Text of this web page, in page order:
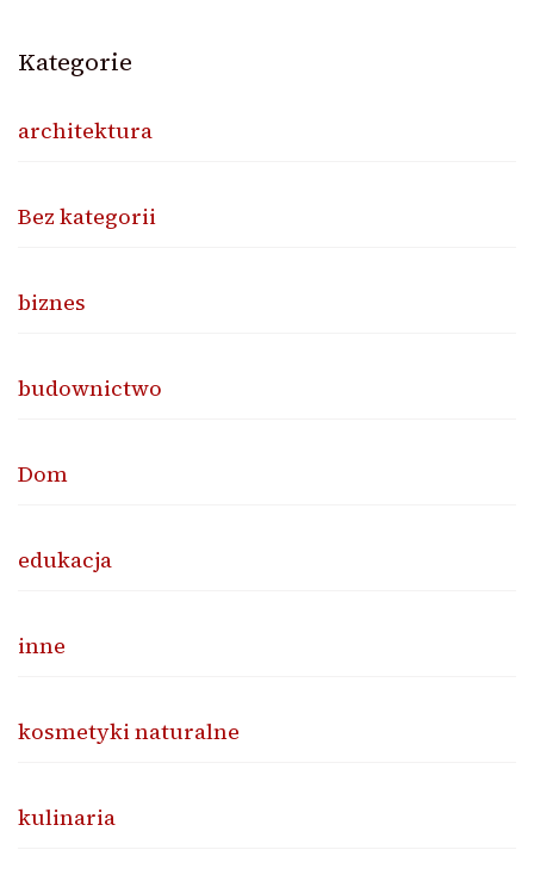
Kategorie
architektura
Bez kategorii
biznes
budownictwo
Dom
edukacja
inne
kosmetyki naturalne
kulinaria